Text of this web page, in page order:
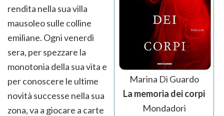
Marina Di Guardo
La memoria dei corpi
Mondadori
rendita nella sua villa
mausoleo sulle colline
emiliane. Ogni venerdì
sera, per spezzare la
monotonia della sua vita e
per conoscere le ultime
novità successe nella sua
zona, va a giocare a carte